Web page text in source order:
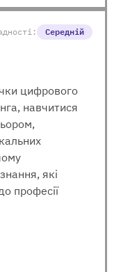
Середній
цифрового
навчитися
які
професії